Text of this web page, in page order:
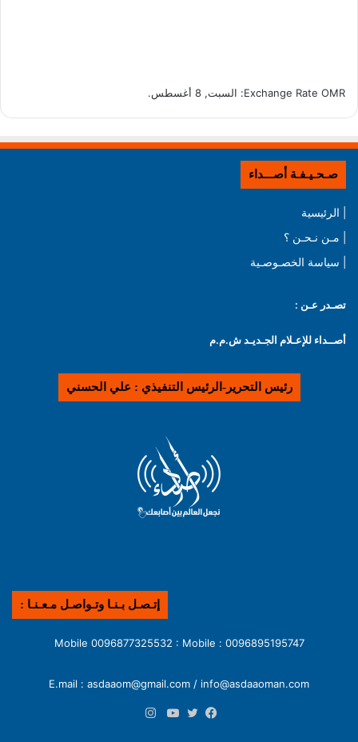
Exchange Rate OMR : السبت, 8 أغسطس.
صـحـيـفـة أصـــداء
| الرئيسية
| مـن نـحـن ؟
| سياسة الخصـوصـية
تصـدر عـن :
أصــداء للإعـلام الجـديـد ش.م.م
رئيس التحرير-الرئيس التنفيذي : علي الحسني
إتـصـل بـنـا وتـواصـل مـعـنـا :
0096895195747 : Mobile 0096877325532 : Mobile
E.mail : asdaaom@gmail.com / info@asdaaoman.com